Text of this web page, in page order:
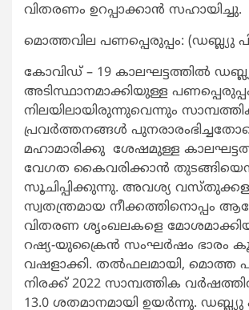
വിതരണം ഉറപ്പാക്കാൻ സഹായിച്ചു.
മൊത്തവില പണപ്പെരുപ്പം: (ഡബ്ല്യു
കോവിഡ് – 19 കാലഘട്ടത്തിൽ
അടിസ്ഥാനമാക്കിയുള്ള
നിലയിലായിരുന്നുവെന്നും
പ്രവർത്തനങ്ങൾ
മഹാമാരിക്കു ശേഷമുള്ള
വേഗത കൈവരിക്കാൻ
സൂചിപ്പിക്കുന്നു. അവശ്യ
സ്വതന്ത്രമായ നീക്കത്തിനൊപ്പം
വിതരണ ശൃംഖലകളെ
റഷ്യ-യുക്രൈൻ സംഘർഷം ഭാരം
വഷളാക്കി. തൽഫലമായി, മൊത്ത
നിരക്ക് 2022 സാമ്പത്തിക
13.0 ശതമാനമായി ഉയർന്നു. ഡബ്ല്യു